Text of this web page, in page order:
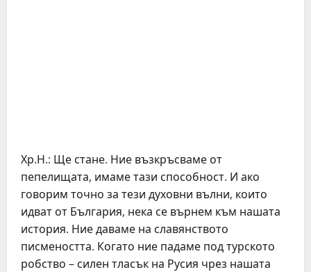
Хр.Н.: Ще стане. Ние възкръсваме от
пепелищата, имаме тази способност. И ако
говорим точно за тези духовни вълни, които
идват от България, нека се върнем към нашата
история. Ние даваме на славянството
писмеността. Когато ние падаме под турското
робство – силен тласък на Русия чрез нашата